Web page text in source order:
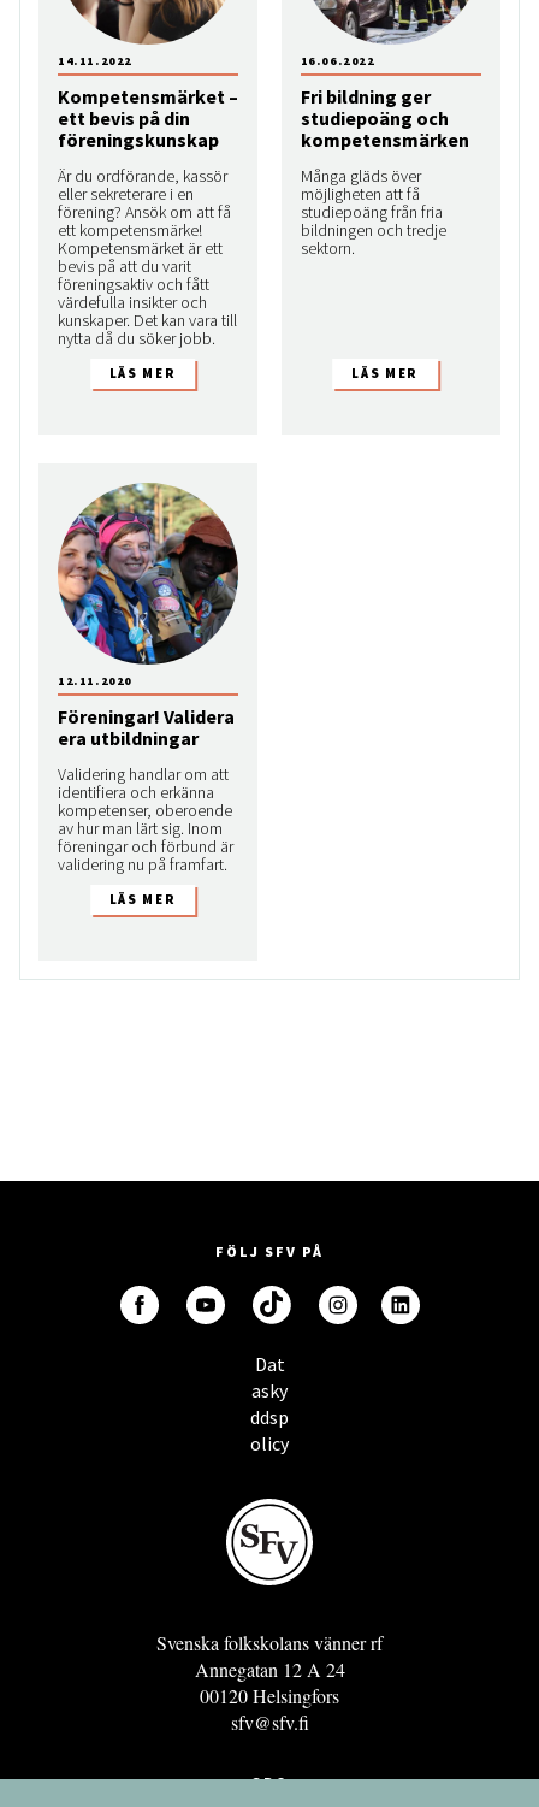
Kompetensmärket –
ett bevis på din
föreningskunskap
Är du ordförande, kassör
eller sekreterare i en
förening? Ansök om att få
ett kompetensmärke!
Kompetensmärket är ett
bevis på att du varit
föreningsaktiv och fått
värdefulla insikter och
kunskaper. Det kan vara till
nytta då du söker jobb.
14.11.2022
Fri bildning ger
studiepoäng och
kompetensmärken
Många gläds över
möjligheten att få
studiepoäng från fria
bildningen och tredje
sektorn.
16.06.2022
Föreningar! Validera
era utbildningar
Validering handlar om att
identifiera och erkänna
kompetenser, oberoende
av hur man lärt sig. Inom
föreningar och förbund är
validering nu på framfart.
12.11.2020
FÖLJ SFV PÅ
Dat
asky
ddsp
olicy
Svenska folkskolans vänner rf
Annegatan 12 A 24
00120 Helsingfors
sfv@sfv.fi
GRO